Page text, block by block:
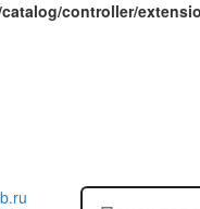
controller/